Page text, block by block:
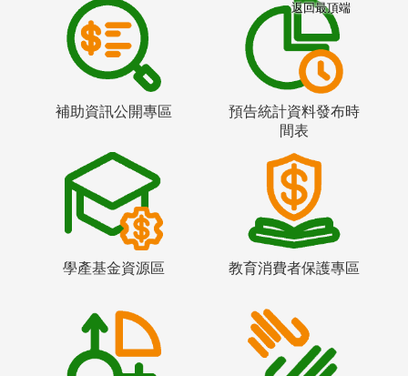
補助資訊公開專區
預告統計資料發布時
間表
學產基金資源區 教育消費者保護專區
返回最頂端